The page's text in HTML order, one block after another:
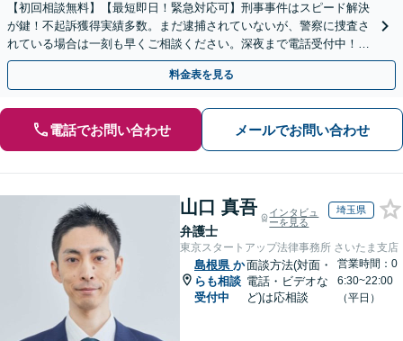
【初回相談無料】【最短即日！緊急対応可】刑事事件はスピード解決
が鍵！不起訴獲得実績多数。まだ逮捕されていないが、警察に捜査さ
れている場合は一刻も早くご相談ください。深夜まで電話受付中！痴
漢／盗撮／のぞき／その他性犯罪など
料金表を見る
電話でお問い合わせ メールでお問い合わせ
山口 真吾
弁護士
インタビュ
ーを見る
埼玉県
東京スタートアップ法律事務所 さいたま支店
島根県 か
らも相談
受付中
面談方法(対面・
電話・ビデオな
ど)は応相談
営業時間：0
6:30~22:00
（平日）